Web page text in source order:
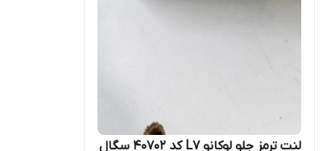
لنت ترمز جلو لوکانو L7 کد 40702 سگال